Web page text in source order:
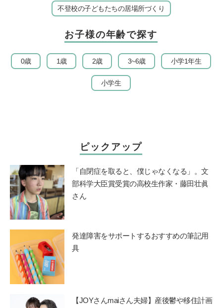
不登校の子どもたちの居場所づくり
お子様の年齢で探す
0歳 1歳 2歳 3~6歳 小学1年生
小学生
ピックアップ
「自閉症を取ると、僕じゃなくなる」。文
部科学大臣賞受賞の高校生作家・藤田壮眞
さん
発達障害をサポートするおすすめの筆記用
具
【JOYさんmaiさん夫婦】産後鬱や移住計画